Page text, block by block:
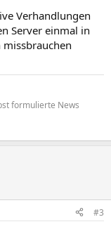
Verhandlungen
Server einmal in
formulierte News
#3